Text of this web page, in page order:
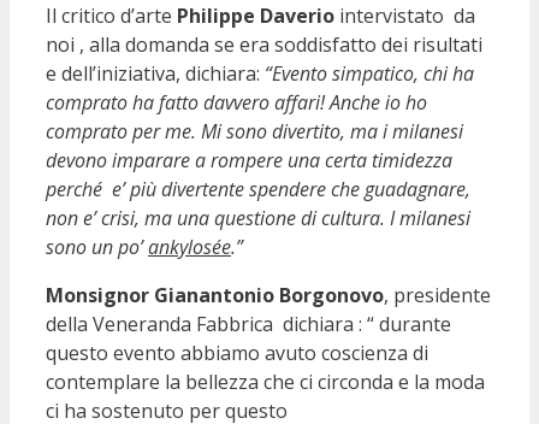
Il critico d’arte Philippe Daverio intervistato da
noi , alla domanda se era soddisfatto dei risultati
e dell’iniziativa, dichiara: “Evento simpatico, chi ha
comprato ha fatto davvero affari! Anche io ho
comprato per me. Mi sono divertito, ma i milanesi
devono imparare a rompere una certa timidezza
perché e’ più divertente spendere che guadagnare,
non e’ crisi, ma una questione di cultura. I milanesi
sono un po’ankylosée.”
Monsignor Gianantonio Borgonovo, presidente
della Veneranda Fabbrica dichiara : “ durante
questo evento abbiamo avuto coscienza di
contemplare la bellezza che ci circonda e la moda
ci ha sostenuto per questo